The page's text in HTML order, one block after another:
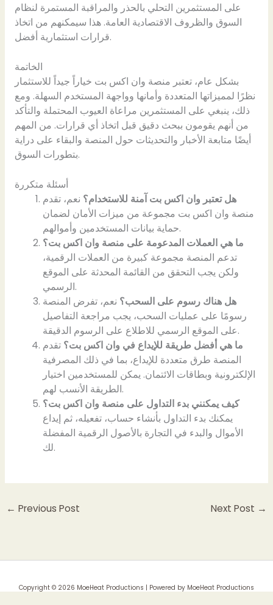
على المستثمرين التحلي بالحذر والمراقبة المستمرة لنظام
السوق والظروف الاقتصادية العامة. هذا سيمكنهم من اتخاذ
قرارات استثمارية أفضل.
الخاتمة
بشكل عام، تعتبر منصة وان اكس بت خياراً جيداً للاستثمار
نظرًا لمميزاتها المتعددة وأمانها وواجهة المستخدم السهلة. ومع
ذلك، ينبغي على المستثمرين مراعاة العيوب المحتملة والتأكد
من أنهم يقومون ببحث دقيق قبل اتخاذ أي قرارات. من المهم
أيضًا متابعة الأخبار والتحديثات حول المنصة والبقاء على دراية
بتطورات السوق.
أسئلة متكررة
هل تعتبر وان اكس بت آمنة للاستخدام؟ نعم، تقدم
منصة وان اكس بت مجموعة من ميزات الأمان لضمان
حماية بيانات المستخدمين وأموالهم.
ما هي العملات المدعومة على منصة وان اكس بت؟
تدعم المنصة مجموعة كبيرة من العملات الرقمية،
ولكن يجب التحقق من القائمة المحدثة على الموقع
الرسمي.
هل هناك رسوم على السحب؟ نعم، تفرض المنصة
رسومًا على عمليات السحب، يجب مراجعة التفاصيل
على الموقع الرسمي للاطلاع على الرسوم الدقيقة.
ما هي أفضل طريقة للإيداع في وان اكس بت؟ تقدم
المنصة طرق متعددة للإيداع، بما في ذلك المصرفية
الإلكترونية وبطاقات الائتمان. يمكن للمستخدمين اختيار
الطريقة الأنسب لهم.
كيف يمكنني بدء التداول على منصة وان اكس بت؟
يمكنك بدء التداول بأنشاء حساب، تفعيله، ثم إيداع
الأموال والبدء في التجارة بالأصول الرقمية المفضلة
لك.
← Previous Post Next Post →
Copyright © 2026 MoeHeat Productions | Powered by MoeHeat Productions